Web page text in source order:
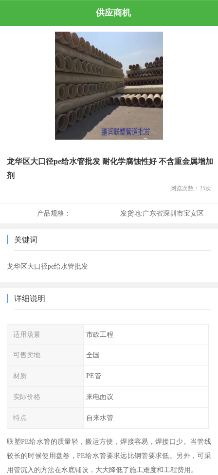
供应商机
龙华区大口径pe给水管批发 耐化学腐蚀性好 不含重金属增加
剂
浏览次数： 25次
产品规格： 发货地:广东省深圳市宝安区
关键词
龙华区大口径pe给水管批发
详细说明
适用场景 市政工程
可售卖地 全国
材质 PE管
实际价格 来电面议
特点 自来水管
联塑PE给水管的质量轻，搬运方便，焊接容易，焊接口少。当管线
较长的时候使用盘卷，PE给水管要求远比钢管要求低。另外，可采
用管沉入的方法在水底铺设，大大降低了施工难度和工程费用。